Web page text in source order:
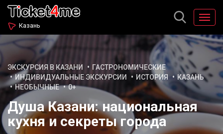
Казань
ЭКСКУРСИЯ В КАЗАНИ
ГАСТРОНОМИЧЕСКИЕ
ИНДИВИДУАЛЬНЫЕ ЭКСКУРСИИ
ИСТОРИЯ
КАЗАНЬ
НЕОБЫЧНЫЕ
0+
Душа Казани: национальная
кухня и секреты города